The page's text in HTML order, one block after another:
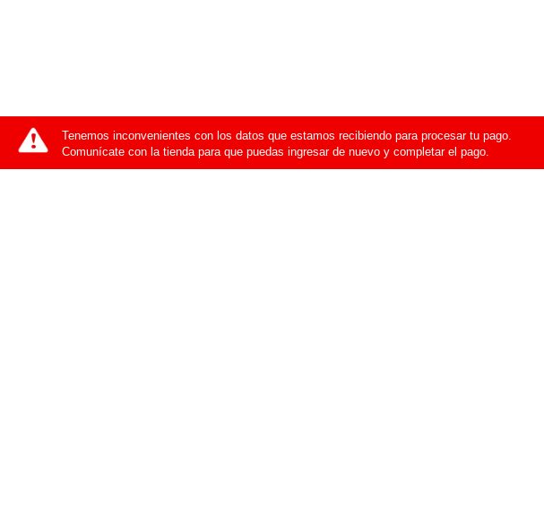
Tenemos inconvenientes con los datos que estamos recibiendo para procesar tu pago.
Comunícate con la tienda para que puedas ingresar de nuevo y completar el pago.